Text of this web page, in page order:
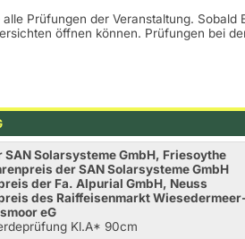
Prüfungen der Veranstaltung.
öffnen können. Prüfungen bei
SAN Solarsysteme GmbH, Friesoythe
der SAN Solarsysteme GmbH
der Fa. Alpurial GmbH, Neuss
des Raiffeisenmarkt
eG
Kl.A* 90cm